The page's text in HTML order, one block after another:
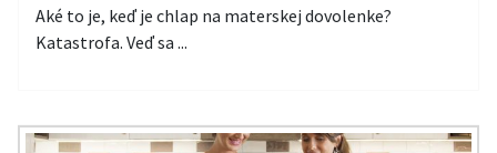
Aké to je, keď je chlap na materskej dovolenke?
Katastrofa. Veď sa ...